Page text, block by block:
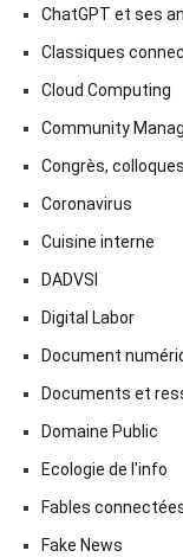
ChatGPT et ses
Classiques
Cloud Computing
Community
Congrès,
Coronavirus
Cuisine interne
DADVSI
Digital Labor
Document
Documents et
Domaine Public
Ecologie de l'info
Fables
Fake News